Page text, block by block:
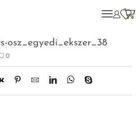
osz_egyedi_ekszer_38
0